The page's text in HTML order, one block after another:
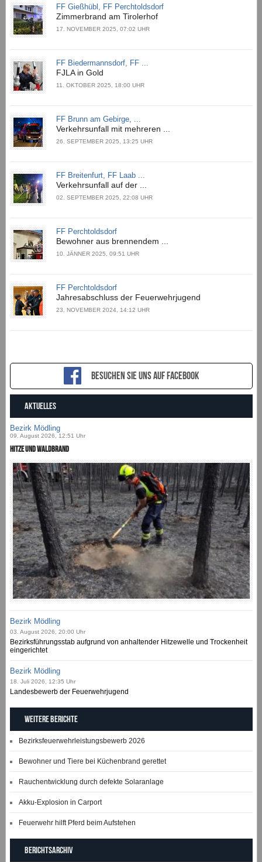
FF Gießhübl, FF Perchtoldsdorf
Zimmerbrand am Tirolerhof
17. NOVEMBER 2025, 07:02 UHR
FF Biedermannsdorf, FF ...
FJLA in Gold
11. OKTOBER 2025, 18:00 UHR
FF Brunn am Gebirge, ...
Verkehrsunfall mit mehreren ...
26. SEPTEMBER 2025, 13:25 UHR
FF Breitenfurt, FF Laab ...
Verkehrsunfall auf der ...
02. SEPTEMBER 2025, 22:08 UHR
FF Perchtoldsdorf
Bewohner aus brennendem ...
10. JÄNNER 2025, 09:51 UHR
FF Perchtoldsdorf
Jahresabschluss der Feuerwehrjugend
23. NOVEMBER 2024, 14:12 UHR
Besuchen sie uns auf Facebook
AKTUELLES
Bezirk Mödling
09. August 2026, 12:51 Uhr
Hitze und Waldbrand
Bezirk Mödling
03. August 2026, 20:00 Uhr
Bezirksführungsstab aufgrund von anhaltender Hitzewelle und Trockenheit
eingerichtet
Bezirk Mödling
18. Juli 2026, 12:35 Uhr
Landesbewerb der Feuerwehrjugend
Weitere Berichte
Bezirksfeuerwehrleistungsbewerb 2026
Bewohner und Tiere bei Küchenbrand gerettet
Rauchentwicklung durch defekte Solaranlage
Akku-Explosion in Carport
Feuerwehr hilft Pferd beim Aufstehen
Berichtsarchiv